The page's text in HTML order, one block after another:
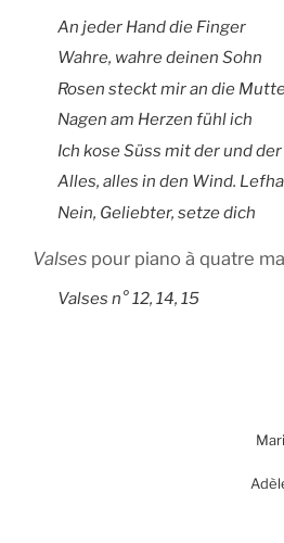
An jeder Hand die Finger
Wahre, wahre deinen Sohn
Rosen steckt mir an die
Nagen am Herzen fühl ich
Ich kose Süss mit der und der
Alles, alles in den Wind.
Nein, Geliebter, setze dich
Valses pour piano à quatre
Valses n° 12, 14, 15